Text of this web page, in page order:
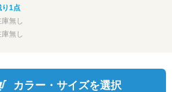
り1点
庫無し
庫無し
カラー・サイズを選択